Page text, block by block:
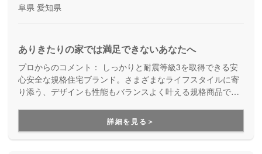
阜県 愛知県
ありきたりの家では満足できないあなたへ
プロからのコメント：
しっかりと耐震等級3を取得できる安
心安全な規格住宅ブランド。さまざまなライフスタイルに寄
り添う、デザインも性能もバランスよく叶える規格商品で
詳細を見る＞